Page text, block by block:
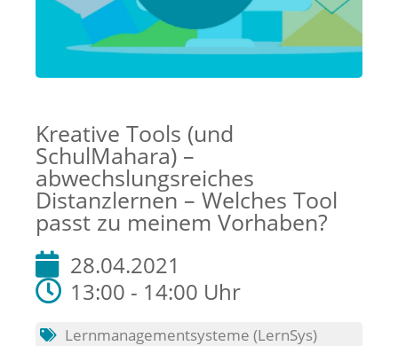
Kreative Tools (und
SchulMahara) –
abwechslungsreiches
Distanzlernen – Welches Tool
passt zu meinem Vorhaben?
28.04.2021
13:00 - 14:00 Uhr
Lernmanagementsysteme (LernSys)